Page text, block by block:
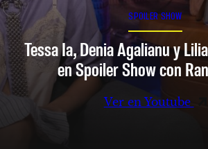
SPOILER SHOW
Tessa Ia, Denia Agalianu y
en Spoiler Show con
Ver en Youtube